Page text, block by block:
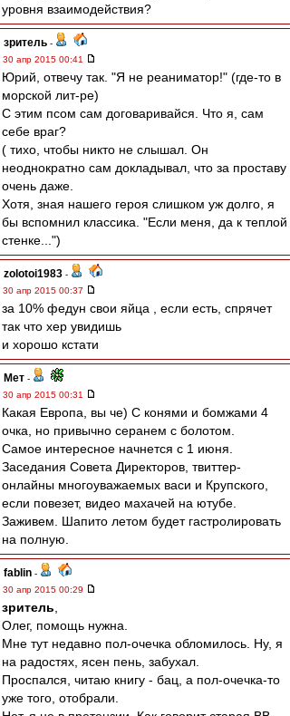
уровня взаимодействия?
зpитель -
30 апр 2015 00:41
Юрий, отвечу так. "Я не реаниматор!" (где-то в
морской лит-ре)
С этим псом сам договаривайся. Что я, сам
себе враг?
( тихо, чтобы никто не слышал. Он
неоднократно сам докладывал, что за проставу
очень даже.
Хотя, зная нашего героя слишком уж долго, я
бы вспомнил классика. "Если меня, да к теплой
стенке...")
zolotoi1983 -
30 апр 2015 00:37
за 10% федун свои яйца , если есть, спрячет
так что хер увидишь
и хорошо кстати
Мет -
30 апр 2015 00:31
Какая Европа, вы че) С конями и бомжами 4
очка, но привычно серанем с болотом.
Самое интересное начнется с 1 июня.
Заседания Совета Директоров, твиттер-
онлайны многоуважаемых васи и Крупского,
если повезет, видео махачей на ютубе.
Заживем. Шапито летом будет гастролировать
на полную.
fablin -
30 апр 2015 00:29
зpитель
Олег, помощь нужна.
Мне тут недавно пол-очечка обломилось. Ну, я
на радостях, ясен пень, забухал.
Проспался, читаю книгу - бац, а пол-очечка-то
уже того, отобрали.